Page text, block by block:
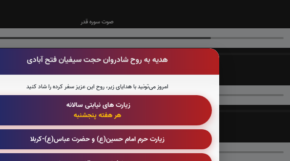
هدیه به روح شادروان حجت سیفیان فتح آبادی
امروز می‌تونید با هدایای زیر، روح این عزیز سفر کرده را شاد کنید
زیارت های نیابتی سالانه
هر هفته پنجشنبه
زیارت حرم امام حسین(ع) و حضرت عباس(ع)-کربلا
صوت سوره قدر
صوت سوره ملک